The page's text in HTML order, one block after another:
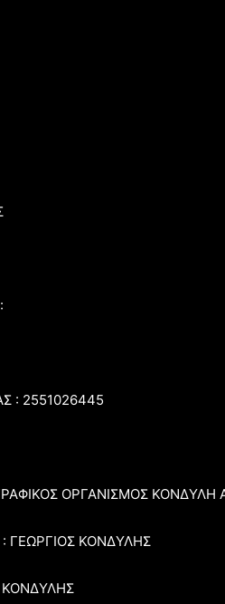
: 2551026445
ΟΡΓΑΝΙΣΜΟΣ ΚΟΝΔΥΛΗ
ΚΟΝΔΥΛΗΣ
ΚΟΝΔΥΛΗΣ